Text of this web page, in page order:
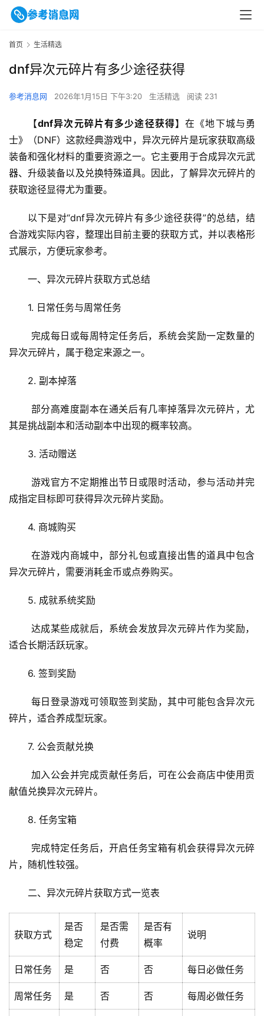
首页 生活精选
dnf异次元碎片有多少途径获得
参考消息网 2026年1月15日 下午3:20 生活精选 阅读 231
【dnf异次元碎片有多少途径获得】在《地下城与勇
士》（DNF）这款经典游戏中，异次元碎片是玩家获取高级
装备和强化材料的重要资源之一。它主要用于合成异次元武
器、升级装备以及兑换特殊道具。因此，了解异次元碎片的
获取途径显得尤为重要。
以下是对“dnf异次元碎片有多少途径获得”的总结，结
合游戏实际内容，整理出目前主要的获取方式，并以表格形
式展示，方便玩家参考。
一、异次元碎片获取方式总结
1. 日常任务与周常任务
异次元碎片，属于稳定来源之一。
2. 副本掉落
其是挑战副本和活动副本中出现的概率较高。
3. 活动赠送
成指定目标即可获得异次元碎片奖励。
4. 商城购买
异次元碎片，需要消耗金币或点券购买。
5. 成就系统奖励
适合长期活跃玩家。
6. 签到奖励
碎片，适合养成型玩家。
7. 公会贡献兑换
献值兑换异次元碎片。
8. 任务宝箱
片，随机性较强。
二、异次元碎片获取方式一览表
获取方式
是否
稳定
是否需
付费
是否有
概率
说明
日常任务 是 否 否 每日必做任务
周常任务 是 否 否 每周必做任务